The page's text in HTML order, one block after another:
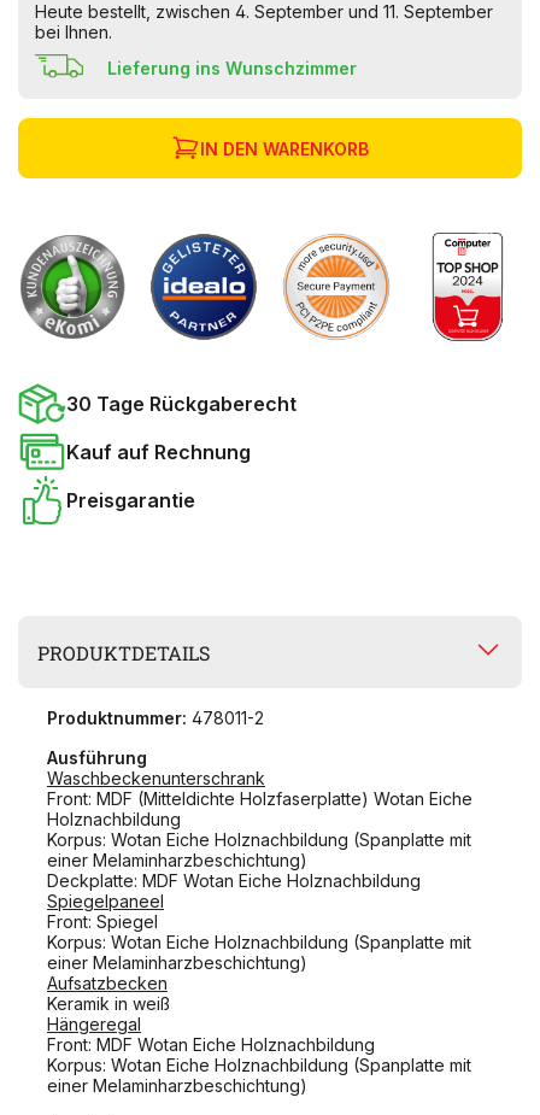
Heute bestellt, zwischen 4. September und 11. September
bei Ihnen.
Lieferung ins Wunschzimmer
IN DEN WARENKORB
30 Tage Rückgaberecht
Kauf auf Rechnung
Preisgarantie
PRODUKTDETAILS
Produktnummer: 478011-2
Ausführung
Waschbeckenunterschrank
Front: MDF (Mitteldichte Holzfaserplatte) Wotan Eiche
Holznachbildung
Korpus: Wotan Eiche Holznachbildung (Spanplatte mit
einer Melaminharzbeschichtung)
Deckplatte: MDF Wotan Eiche Holznachbildung
Spiegelpaneel
Front: Spiegel
Korpus: Wotan Eiche Holznachbildung (Spanplatte mit
einer Melaminharzbeschichtung)
Aufsatzbecken
Keramik in weiß
Hängeregal
Front: MDF Wotan Eiche Holznachbildung
Korpus: Wotan Eiche Holznachbildung (Spanplatte mit
einer Melaminharzbeschichtung)